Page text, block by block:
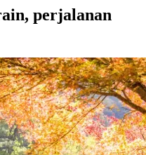
perjalanan